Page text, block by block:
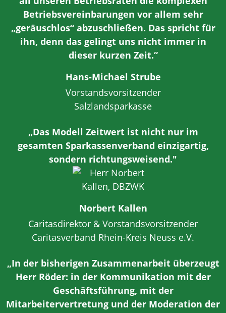
Betriebsvereinbarungen vor allem sehr
„geräuschlos“ abzuschließen. Das spricht für
ihn, denn das gelingt uns nicht immer in
dieser kurzen Zeit.“
Hans-Michael Strube
Vorstandsvorsitzender
Salzlandsparkasse
„Das Modell Zeitwert ist nicht nur im
gesamten Sparkassenverband einzigartig,
sondern richtungsweisend."
Norbert Kallen
Caritasdirektor & Vorstandsvorsitzender
Caritasverband Rhein-Kreis Neuss e.V.
„In der bisherigen Zusammenarbeit überzeugt
Herr Röder: in der Kommunikation mit der
Geschäftsführung, mit der
Mitarbeitervertretung und der Moderation der